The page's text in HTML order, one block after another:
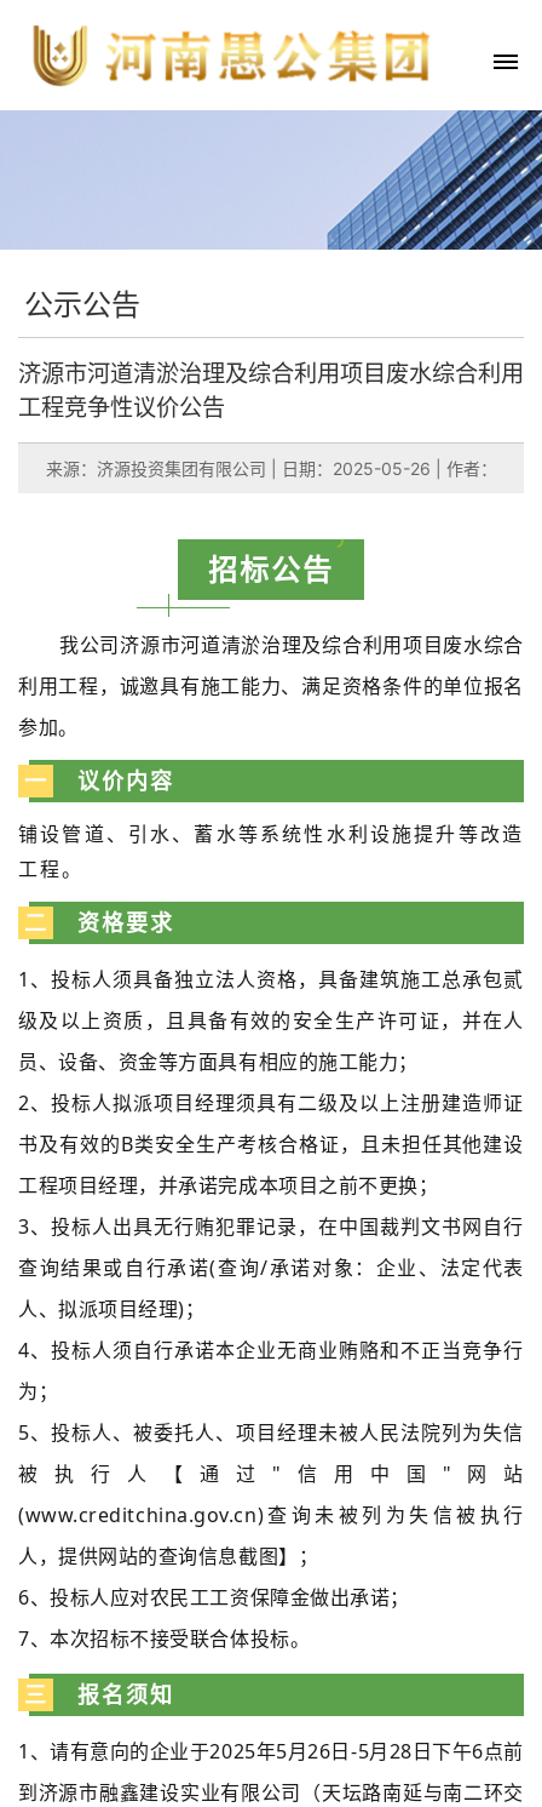
公示公告
济源市河道清淤治理及综合利用项目废水综合利用
工程竞争性议价公告
来源：济源投资集团有限公司 日期：2025-05-26 作者：
招标公告
我公司济源市河道清淤治理及综合利用项目废水综合
利用工程，诚邀具有施工能力、满足资格条件的单位报名
参加。
一 议价内容
铺设管道、引水、蓄水等系统性水利设施提升等改造
工程。
二 资格要求
1、投标人须具备独立法人资格，具备建筑施工总承包贰
级及以上资质，且具备有效的安全生产许可证，并在人
员、设备、资金等方面具有相应的施工能力；
2、投标人拟派项目经理须具有二级及以上注册建造师证
书及有效的B类安全生产考核合格证，且未担任其他建设
工程项目经理，并承诺完成本项目之前不更换；
3、投标人出具无行贿犯罪记录，在中国裁判文书网自行
查询结果或自行承诺(查询/承诺对象：企业、法定代表
人、拟派项目经理)；
4、投标人须自行承诺本企业无商业贿赂和不正当竞争行
为；
5、投标人、被委托人、项目经理未被人民法院列为失信
被执行人【通过"信用中国"网站
(www.creditchina.gov.cn)查询未被列为失信被执行
人，提供网站的查询信息截图】；
6、投标人应对农民工工资保障金做出承诺；
7、本次招标不接受联合体投标。
三 报名须知
1、请有意向的企业于2025年5月26日-5月28日下午6点前
到济源市融鑫建设实业有限公司（天坛路南延与南二环交